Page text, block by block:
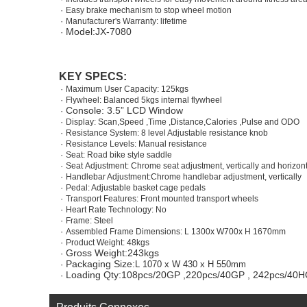
· Easy brake mechanism to stop wheel motion
· Manufacturer's Warranty: lifetime
· Model:JX-7080
KEY SPECS:
· Maximum User Capacity: 125 kgs
· Flywheel: Balanced 5 kgs internal flywheel
· Console: 3.5” LCD Window
· Display: Scan,Speed ,Time ,Distance,Calories ,Pulse and ODO
· Resistance System: 8 level Adjustable resistance knob
· Resistance Levels: Manual resistance
· Seat: Road bike style saddle
· Seat Adjustment: Chrome seat adjustment, vertically and
· Handlebar Adjustment:Chrome handlebar adjustment, vertically
· Pedal: Adjustable basket cage pedals
· Transport Features: Front mounted transport wheels
· Heart Rate Technology: No
· Frame: Steel
· Assembled Frame Dimensions: L 1300x W700x H 1670mm
· Product Weight: 48kgs
· Gross Weight:243kgs
· Packaging Size: L 1070 x W 430 x H 550mm
· Loading Qty:108pcs/20GP , 220pcs/40GP , 242pcs/